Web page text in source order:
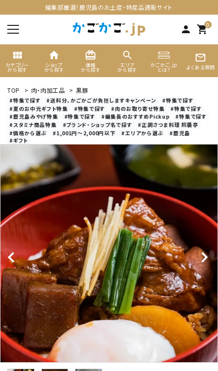
編集部厳選！鹿児島のお土産・特産品通販サイト
person 0
shopping_cart
view_module
カテゴリー
から探す
home
ショップ
から探す
card_giftcard
価格
から探す
search
エリア
から探す
かごかご.jp
とは？
mail_outline
よくある質問
search
ACCOUNT MENU
ようこそ ゲスト 様
meeting_room ログイン person 新規会員登録
カテゴリーから選ぶ
ギフト
ショップから選ぶ
価格から選ぶ
エリアから選ぶ
かごかご.jpとは？
お知らせ
よくある質問
TOP > 肉・肉加工品 > 黒豚
#特集で探す #送料分、かごかごが負担しますキャンペーン
#特集で探す
#夏のお中元ギフト特集
#特集で探す #肉のお取り寄せ特集
#特集で探す
#鹿児島みやげ特集
#特集で探す #編集長のおすすめPickup
#特集で探す
#スタミナ商品特集
#ブランド・ショップ名で探す
#正調さつま料理 熊襲亭
#価格から選ぶ
#1,001円～2,000円以下 #エリアから選ぶ
#鹿児島
#ギフト